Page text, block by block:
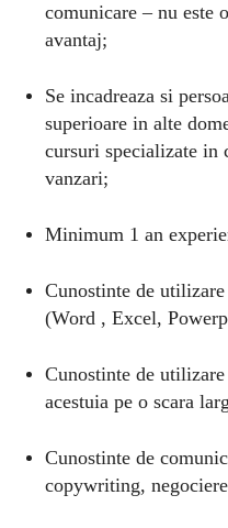
comunicare – nu este
avantaj;
Se incadreaza si
superioare in alte
cursuri specializate in
vanzari;
Minimum 1 an
Cunostinte de
(Word , Excel,
Cunostinte de
acestuia pe o scara
Cunostinte de
copywriting,